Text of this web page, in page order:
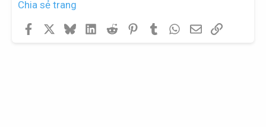
Chia sẻ trang
Facebook BlueskyLinkedInReddit PinterestTumblr WhatsApp
EmailLink